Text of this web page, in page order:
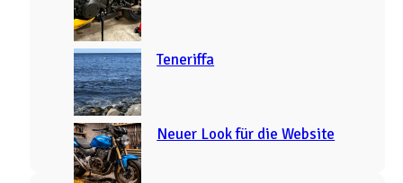
Teneriffa
Neuer Look für die Website